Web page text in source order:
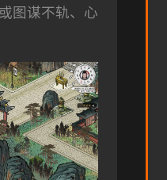
图谋不轨、心